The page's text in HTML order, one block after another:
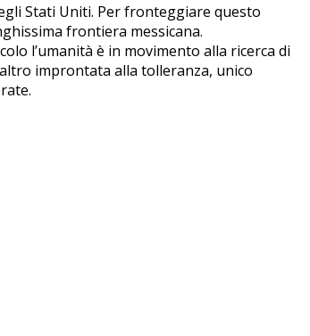
Stati Uniti. Per fronteggiare questo
frontiera messicana.
l’umanità è in movimento alla ricerca di
improntata alla tolleranza, unico